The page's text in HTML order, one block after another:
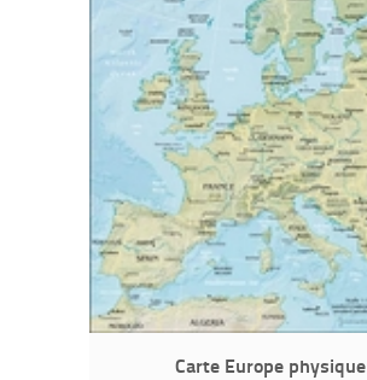
Carte Europe physique